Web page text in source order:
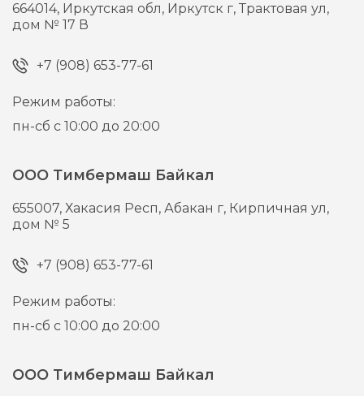
664014, Иркутская обл, Иркутск г,Трактовая ул,
дом № 17 В
+7 (908) 653-77-61
Режим работы:
пн-сб с 10:00 до 20:00
ООО Тимбермаш Байкал
655007,Хакасия Респ, Абакан г, Кирпичная ул,
дом № 5
+7 (908) 653-77-61
Режим работы:
пн-сб с 10:00 до 20:00
ООО Тимбермаш Байкал